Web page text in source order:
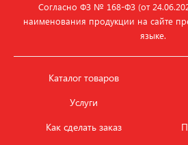
Согласно ФЗ № 168‑ФЗ (от
наименования продукции на сайте
языке.
Каталог товаров
Услуги
Как сделать заказ